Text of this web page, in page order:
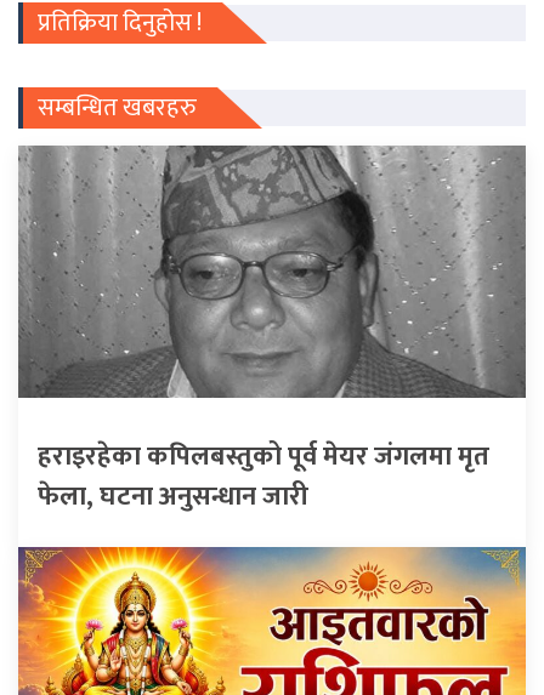
प्रतिक्रिया दिनुहोस !
सम्बन्धित खबरहरु
हराइरहेका कपिलबस्तुको पूर्व मेयर जंगलमा मृत
फेला, घटना अनुसन्धान जारी